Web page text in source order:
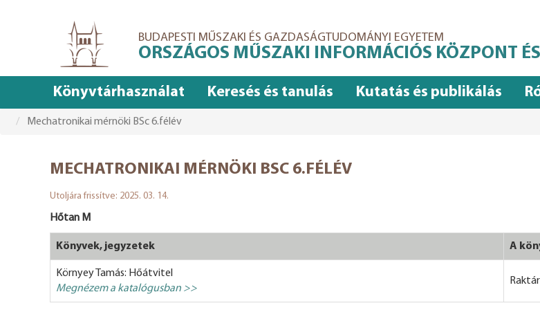
BUDAPESTI MŰSZAKI ÉS GAZDASÁGTUDOMÁNYI EGYETEM
ORSZÁGOS MŰSZAKI INFORMÁCIÓS KÖZPONT
Könyvtárhasználat Keresés és tanulás Kutatás és publikálás
Mechatronikai mérnöki BSc 6.félév
MECHATRONIKAI MÉRNÖKI BSC 6.FÉLÉV
Utoljára frissítve: 2025. 03. 14.
Hőtan M
Könyvek, jegyzetek A
Környey Tamás: Hőátvitel
Megnézem a katalógusban >>